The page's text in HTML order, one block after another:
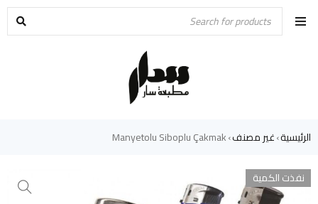
الرئيسية›غير مصنف›
Manyetolu Siboplu Çakmak
نفذت الكمية